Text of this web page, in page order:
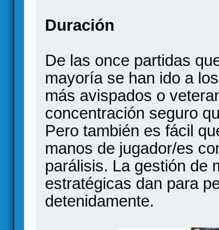
Duración
De las once partidas
mayoría se han ido a
más avispados o
concentración seguro
Pero también es fácil
manos de jugador/es
parálisis. La gestión de
estratégicas dan para
detenidamente.